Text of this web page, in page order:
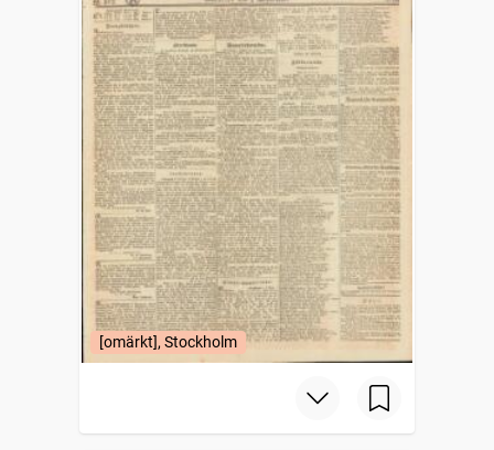
[omärkt], Stockholm